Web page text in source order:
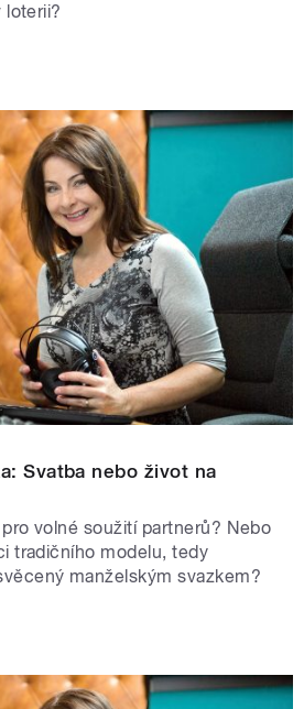
loterii?
Svatba nebo život na
volné soužití partnerů? Nebo
tradičního modelu, tedy
manželským svazkem?